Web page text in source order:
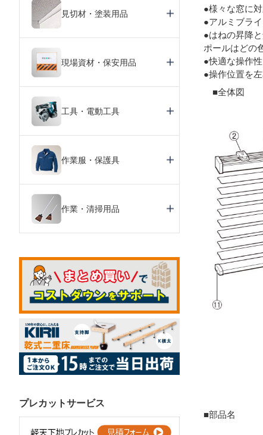
●様々な窓に
●アルミブラ
●はねの昇降
ポールはどの
●快適な操作
●操作位置を
■全体図
■部品名
見切材・塗装用品
現場資材・保安用品
工具・電動工具
作業服・保護具
作業・清掃用品
プレカットサービス